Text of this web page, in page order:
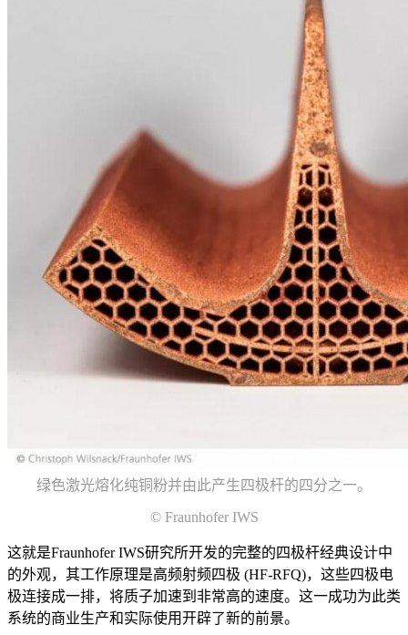
绿色激光熔化纯铜粉并由此产生四极杆的四分之一。
© Fraunhofer IWS
这就是Fraunhofer IWS研究所开发的完整的四极杆经典设计中
的外观，其工作原理是高频射频四极 (HF-RFQ)，这些四极电
极连接成一排，将质子加速到非常高的速度。这一成功为此类
系统的商业生产和实际使用开辟了新的前景。